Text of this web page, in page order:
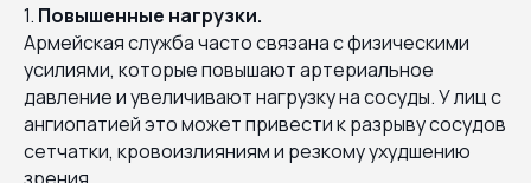
1. Повышенные нагрузки.
Армейская служба часто связана с физическими
усилиями, которые повышают артериальное
давление и увеличивают нагрузку на сосуды. У лиц с
ангиопатией это может привести к разрыву сосудов
сетчатки, кровоизлияниям и резкому ухудшению
зрения.